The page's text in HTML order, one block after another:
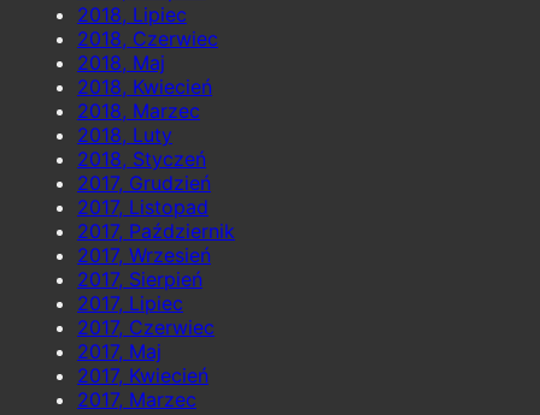
2018, Lipiec
2018, Czerwiec
2018, Maj
2018, Kwiecień
2018, Marzec
2018, Luty
2018, Styczeń
2017, Grudzień
2017, Listopad
2017, Październik
2017, Wrzesień
2017, Sierpień
2017, Lipiec
2017, Czerwiec
2017, Maj
2017, Kwiecień
2017, Marzec